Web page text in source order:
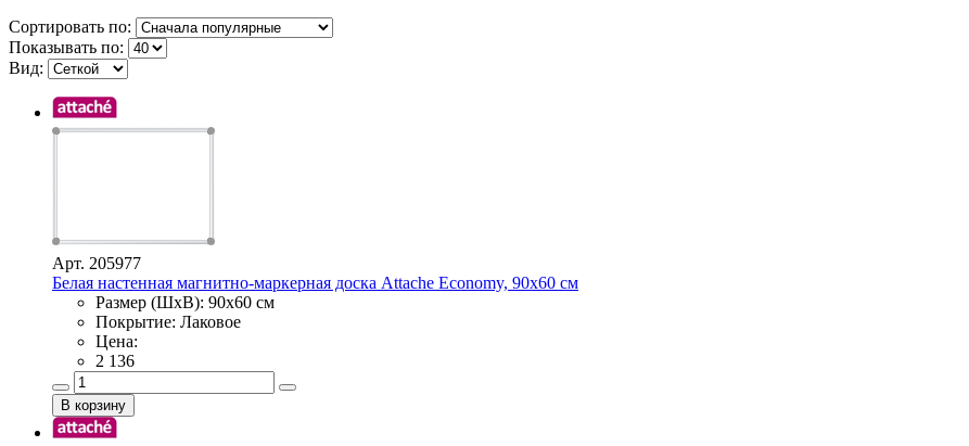
Сортировать по:
Показывать по:
Вид:
Арт. 205977
Белая настенная магнитно-маркерная доска Attache Economy, 90х60 см
Размер (ШхВ): 90х60 см
Покрытие: Лаковое
Цена:
2 136